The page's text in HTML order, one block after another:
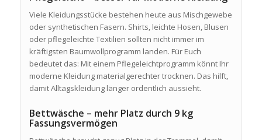
Viele Kleidungsstücke bestehen heute aus Mischgewebe
oder synthetischen Fasern. Shirts, leichte Hosen, Blusen
oder pflegeleichte Textilien sollten nicht immer im
kräftigsten Baumwollprogramm landen. Für Euch
bedeutet das: Mit einem Pflegeleichtprogramm könnt Ihr
moderne Kleidung materialgerechter trocknen. Das hilft,
damit Alltagskleidung länger ordentlich aussieht.
Bettwäsche – mehr Platz durch 9 kg
Fassungsvermögen